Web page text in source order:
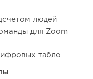
людей
для Zoom
табло